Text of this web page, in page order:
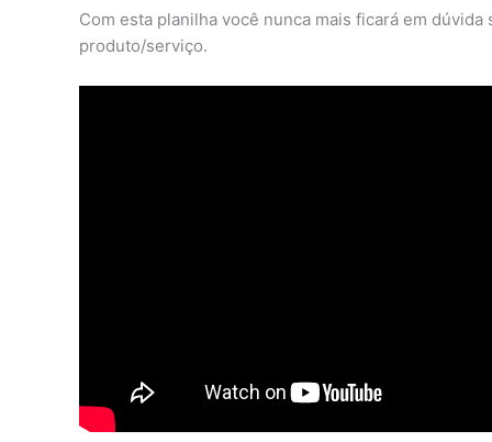
Com esta planilha você nunca mais ficará em
produto/serviço.